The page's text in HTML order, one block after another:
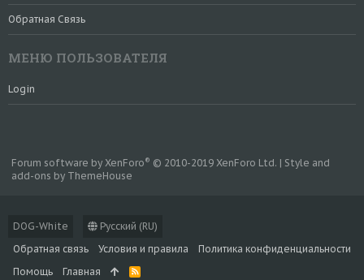
Обратная Связь
МЕНЮ ПОЛЬЗОВАТЕЛЯ
Login
DOG-White
Русский (RU)
Обратная связь
Условия и правила
Политика конфиденциальности
Помощь
Главная
R
Forum software by XenForo® © 2010-2019 XenForo Ltd. | Style and
add-ons by ThemeHouse